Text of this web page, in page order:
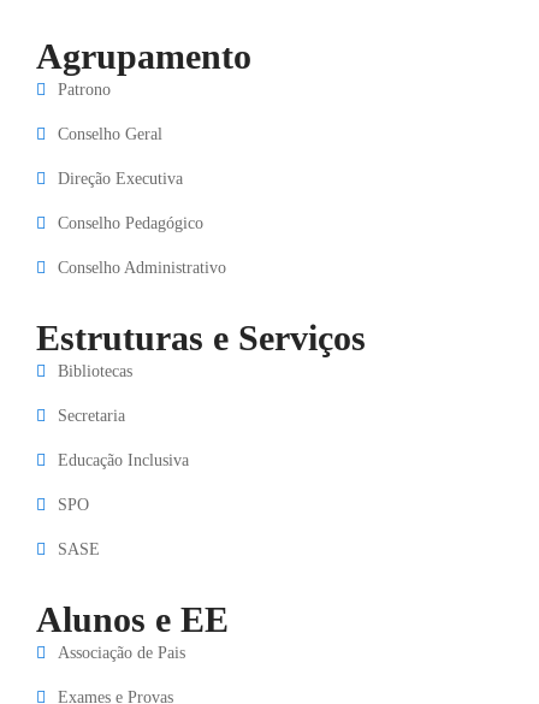
Agrupamento
Patrono
Conselho Geral
Direção Executiva
Conselho Pedagógico
Conselho Administrativo
Estruturas e Serviços
Bibliotecas
Secretaria
Educação Inclusiva
SPO
SASE
Alunos e EE
Associação de Pais
Exames e Provas